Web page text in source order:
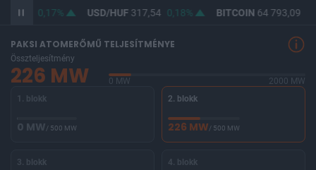
0,17% USD/HUF317,54 0,18% BITCOIN64 793,09
PAKSI ATOMERŐMŰ TELJESÍTMÉNYE
Összteljesítmény
226 MW 0 MW
2000 MW
1. blokk
0 MW/ 500 MW
2. blokk
226 MW/ 500 MW
3. blokk 4. blokk